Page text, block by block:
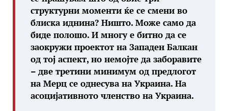
структурни моменти ќе се смени во
блиска иднина? Ништо. Може само да
биде полошо. И многу е битно да се
заокружи проектот на Западен Балкан
од тој аспект, но немојте да заборавите
– две третини минимум од предлогот
на Мерц се однесува на Украина. На
асоцијативното членство на Украина.